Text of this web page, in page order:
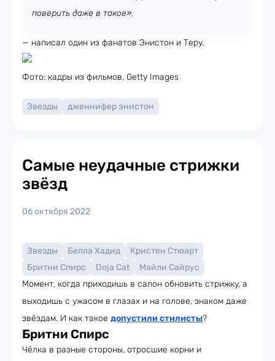
поверить даже в такое»,
— написал один из фанатов Энистон и Теру.
Фото: кадры из фильмов, Getty Images
Звезды дженнифер энистон
Самые неудачные стрижки
звёзд
06 октября 2022
Звезды Белла Хадид
Кристен Стюарт
Бритни Спирс
Doja Cat
Майли Сайрус
Момент, когда приходишь в салон обновить стрижку, а
выходишь с ужасом в глазах и на голове, знаком даже
звёздам. И как такое допустили стилисты?
Бритни Спирс
Чёлка в разные стороны, отросшие корни и